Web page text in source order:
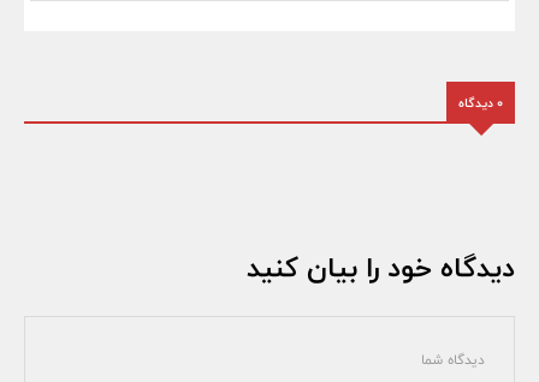
0 دیدگاه
دیدگاه خود را بیان کنید